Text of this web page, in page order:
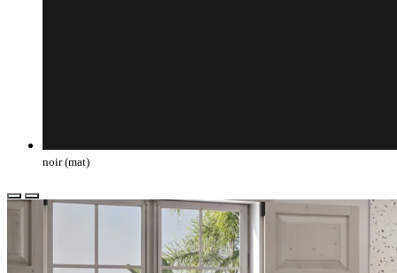
noir (mat)